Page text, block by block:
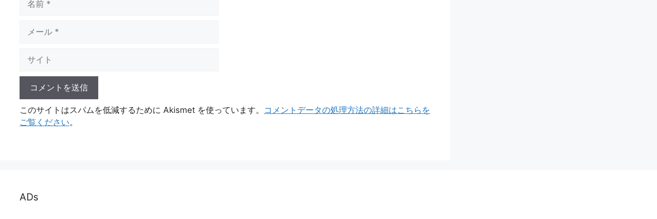
ト
このサイトはスパムを低減するために Akismet を使っています。 コメントデータの処理方法の詳細はこちらを
ご覧ください。
ADs